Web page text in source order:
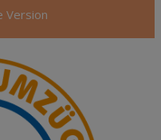
Version